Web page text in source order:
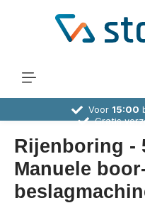
Voor 15:00
Gratis
Rijenboring -
Manuele